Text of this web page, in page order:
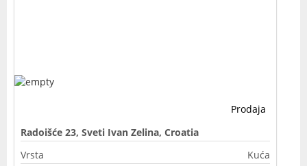
Prodaja
Radoišće 23, Sveti Ivan Zelina, Croatia
Vrsta
Kuća